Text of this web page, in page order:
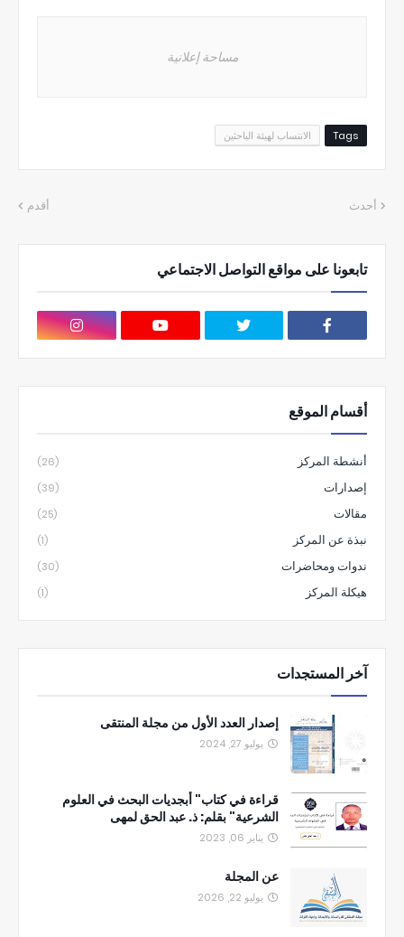
مساحة إعلانية
Tags الانتساب لهيئة الباحثين
أحدث أقدم
تابعونا على مواقع التواصل الاجتماعي
أقسام الموقع
أنشطة المركز (26)
إصدارات (39)
مقالات (25)
نبذة عن المركز (1)
ندوات ومحاضرات (30)
هيكلة المركز (1)
آخر المستجدات
إصدار العدد الأول من مجلة المنتقى
يوليو 27, 2024
قراءة في كتاب" أبجديات البحث في العلوم
الشرعية" بقلم: ذ. عبد الحق لمهى
يناير 06, 2023
عن المجلة
يوليو 22, 2026